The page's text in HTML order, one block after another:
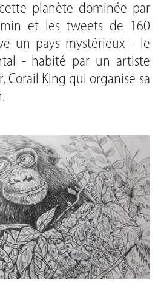
planète dominée par
et les tweets de 160
un pays mystérieux - le
- habité par un artiste
Corail King qui organise sa